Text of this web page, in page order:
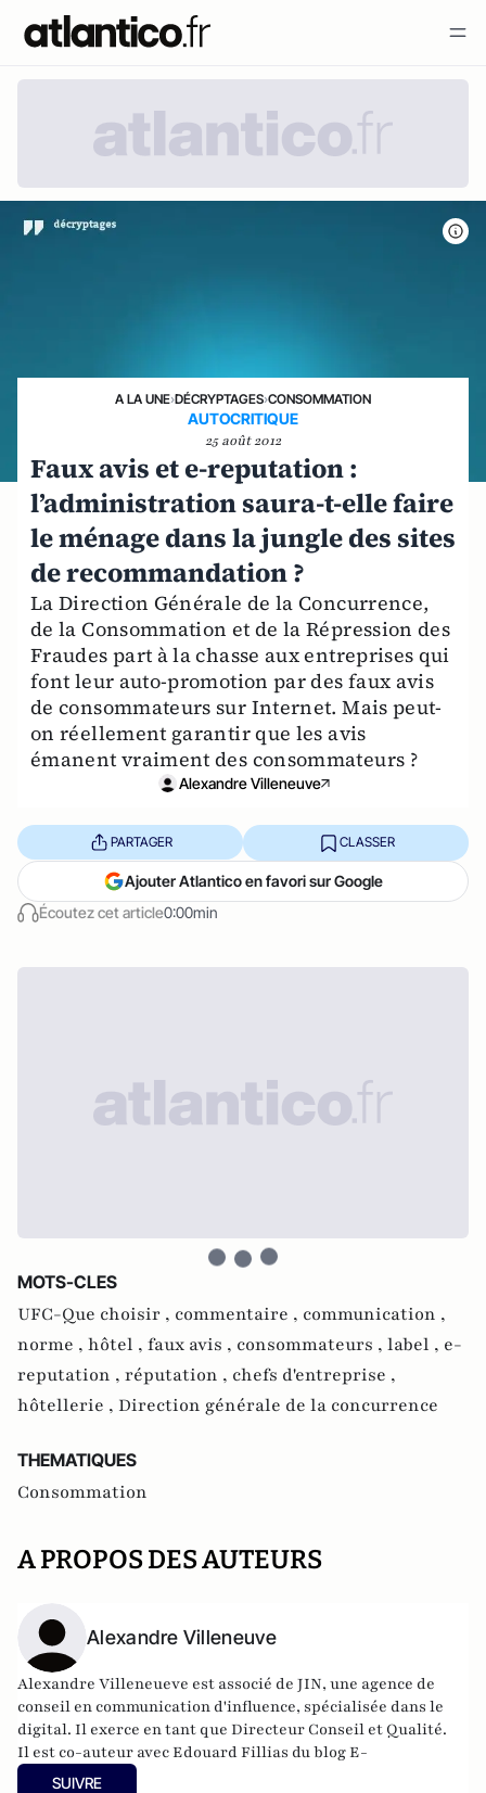
A LA UNE›DÉCRYPTAGES›CONSOMMATION
AUTOCRITIQUE
25 août 2012
Faux avis et e-reputation :
l’administration saura-t-elle faire
le ménage dans la jungle des sites
de recommandation ?
La Direction Générale de la Concurrence,
de la Consommation et de la Répression des
Fraudes part à la chasse aux entreprises qui
font leur auto-promotion par des faux avis
de consommateurs sur Internet. Mais peut-
on réellement garantir que les avis
émanent vraiment des consommateurs ?
Alexandre Villeneuve
Écoutez cet article0:00min
PARTAGER CLASSER
Ajouter Atlantico en favori sur Google
MOTS-CLES
UFC-Que choisir , commentaire , communication ,
norme , hôtel , faux avis , consommateurs , label , e-
reputation , réputation , chefs d'entreprise ,
hôtellerie , Direction générale de la concurrence
THEMATIQUES
Consommation
A PROPOS DES AUTEURS
Alexandre Villeneuve
Alexandre Villeneueve est associé de JIN, une agence de
conseil en communication d'influence, spécialisée dans le
digital. Il exerce entant que Directeur Conseil et Qualité.
Il est co-auteur avec Edouard Fillias du blogE-
Reputation et du livre
SUIVRE